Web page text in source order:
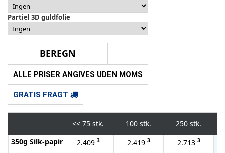
Partiel 3D guldfolie
ALLE PRISER ANGIVES UDEN MOMS
GRATIS FRAGT
<< 75 stk. 100 stk.
250 stk.
350g Silk-papir
2.409 3 2.419 3 2.713 3